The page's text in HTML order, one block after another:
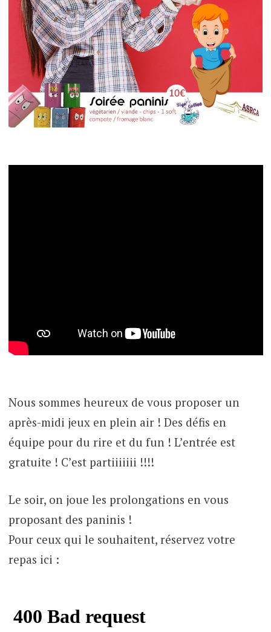
Nous sommes heureux de vous proposer un
après-midi jeux en plein air ! Des défis en
équipe pour du rire et du fun ! L’entrée est
gratuite ! C’est partiiiiiii !!!!
Le soir, on joue les prolongations en vous
proposant des paninis !
Pour ceux qui le souhaitent, réservez votre
repas ici :